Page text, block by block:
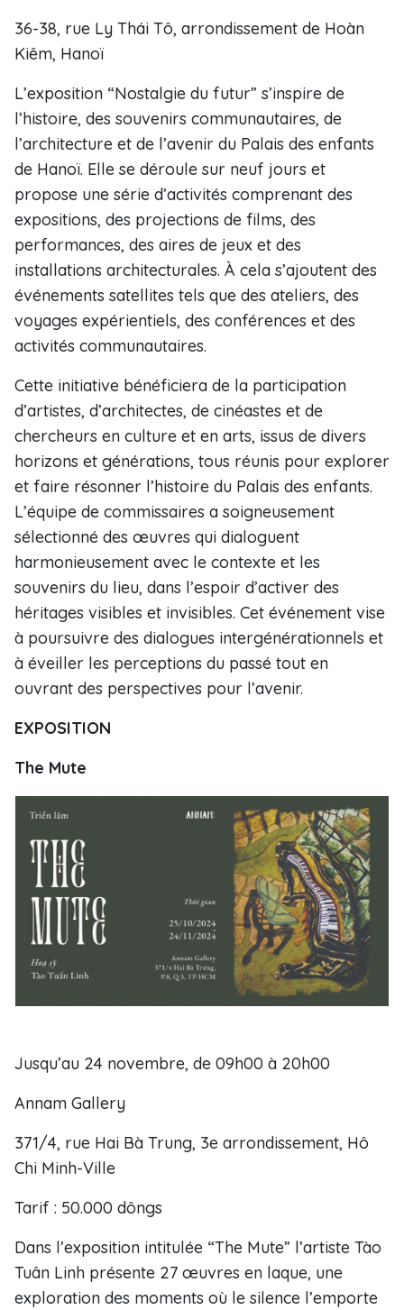
36-38, rue Ly Thái Tô, arrondissement de Hoàn
Kiêm, Hanoï
L’exposition “Nostalgie du futur” s’inspire de
l’histoire, des souvenirs communautaires, de
l’architecture et de l’avenir du Palais des enfants
de Hanoï. Elle se déroule sur neuf jours et
propose une série d’activités comprenant des
expositions, des projections de films, des
performances, des aires de jeux et des
installations architecturales. À cela s’ajoutent des
événements satellites tels que des ateliers, des
voyages expérientiels, des conférences et des
activités communautaires.
Cette initiative bénéficiera de la participation
d’artistes, d’architectes, de cinéastes et de
chercheurs en culture et en arts, issus de divers
horizons et générations, tous réunis pour explorer
et faire résonner l’histoire du Palais des enfants.
L’équipe de commissaires a soigneusement
sélectionné des œuvres qui dialoguent
harmonieusement avec le contexte et les
souvenirs du lieu, dans l’espoir d’activer des
héritages visibles et invisibles. Cet événement vise
à poursuivre des dialogues intergénérationnels et
à éveiller les perceptions du passé tout en
ouvrant des perspectives pour l’avenir.
EXPOSITION
The Mute
Jusqu’au 24 novembre, de 09h00 à 20h00
Annam Gallery
371/4, rue Hai Bà Trung, 3e arrondissement, Hô
Chi Minh-Ville
Tarif : 50.000 dôngs
Dans l’exposition intitulée “The Mute” l’artiste Tào
Tuân Linh présente 27 œuvres en laque, une
exploration des moments où le silence l’emporte